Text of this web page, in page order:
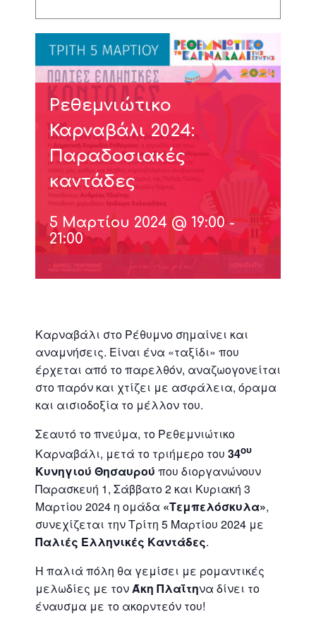
Ρεθεμνιώτικο
Καρναβάλι 2024:
Παραδοσιακές
καντάδες
5 Μαρτίου 2024 @ 19:00-
21:00
Καρναβάλι στο Ρέθυμνο σημαίνει και
αναμνήσεις. Είναι ένα «ταξίδι» που
έρχεται από το παρελθόν, αναζωογονείται
στο παρόν και χτίζει με ασφάλεια, όραμα
και αισιοδοξία το μέλλον του.
Σεαυτό το πνεύμα, το Ρεθεμνιώτικο
Καρναβάλι, μετά το τριήμερο του 34ου
Κυνηγιού Θησαυρού που διοργανώνουν
Παρασκευή 1, Σάββατο 2 και Κυριακή 3
Μαρτίου 2024 η ομάδα «Τεμπελόσκυλα»,
συνεχίζεται την Τρίτη 5 Μαρτίου 2024 με
Παλιές Ελληνικές Καντάδες.
Η παλιά πόλη θα γεμίσει με ρομαντικές
μελωδίες με τονΆκη Πλαΐτηνα δίνει το
έναυσμα με το ακορντεόν του!